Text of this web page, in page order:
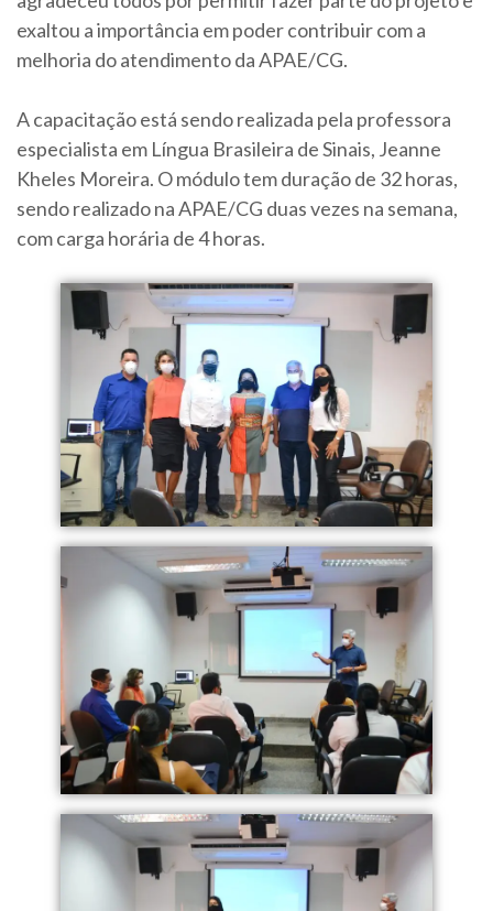
exaltou a importância em poder contribuir com a
melhoria do atendimento da APAE/CG.
A capacitação está sendo realizada pela professora
especialista em Língua Brasileira de Sinais, Jeanne
Kheles Moreira. O módulo tem duração de 32 horas,
sendo realizado na APAE/CG duas vezes na semana,
com carga horária de 4 horas.